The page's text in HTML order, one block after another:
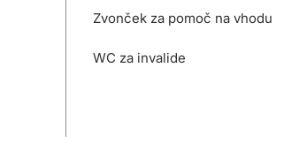
Zvonček za pomoč na vhodu
WC za invalide